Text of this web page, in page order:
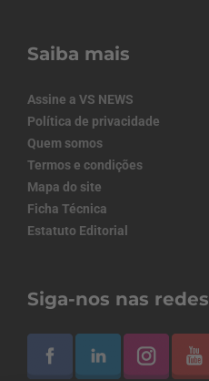
Saiba mais
Assine a VS NEWS
Política de privacidade
Quem somos
Termos e condições
Mapa do site
Ficha Técnica
Estatuto Editorial
Siga-nos nas